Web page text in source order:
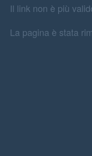
Il link non è più
La pagina è stata